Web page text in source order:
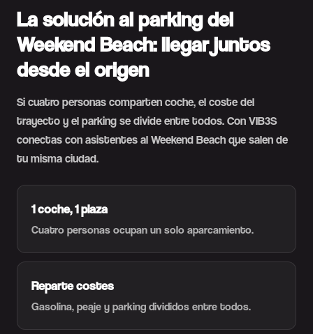
La solución al parking del
Weekend Beach: llegar juntos
desde el origen
Si cuatro personas comparten coche, el coste del
trayecto y el parking se divide entre todos. Con VIB3S
conectas con asistentes al Weekend Beach que salen de
tu misma ciudad.
1 coche, 1 plaza
Cuatro personas ocupan un solo aparcamiento.
Reparte costes
Gasolina, peaje y parking divididos entre todos.